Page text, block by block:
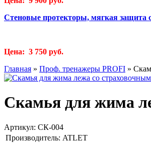
Стеновые протекторы, мягкая защита
Цена: 3 750 руб.
Главная » Проф. тренажеры PROFI »
Скамья для жима
Артикул: СК-004
Производитель: ATLET